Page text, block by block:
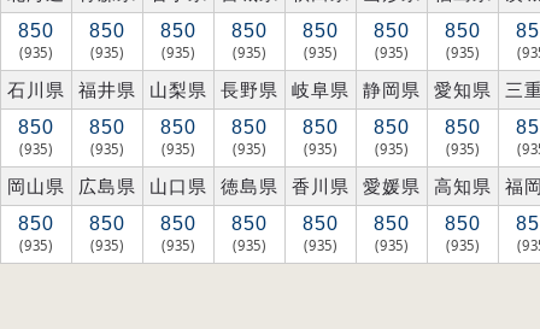
850
(935)
850
(935)
850
(935)
850
(935)
850
(935)
850
(935)
850
(935)
石川県 福井県 山梨県 長野県 岐阜県 静岡県 愛知県 三
850
(935)
850
(935)
850
(935)
850
(935)
850
(935)
850
(935)
850
(935)
岡山県 広島県 山口県 徳島県 香川県 愛媛県 高知県 福
850
(935)
850
(935)
850
(935)
850
(935)
850
(935)
850
(935)
850
(935)